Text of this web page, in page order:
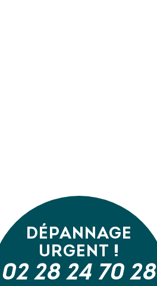
DÉPANNAGE
URGENT !
02 28 24 70 28